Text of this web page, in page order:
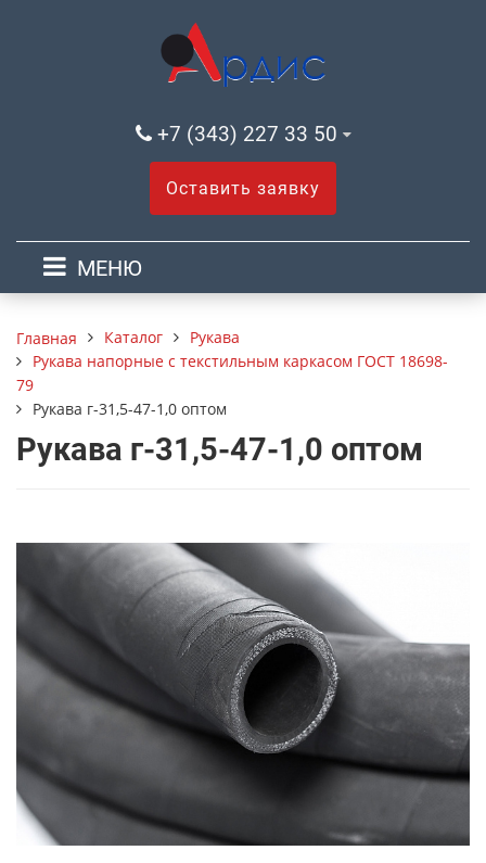
+7 (343) 227 33 50
Оставить заявку
МЕНЮ
Главная Каталог
Рукава
Рукава напорные с текстильным каркасом ГОСТ 18698-
79
Рукава г-31,5-47-1,0 оптом
Рукава г-31,5-47-1,0 оптом